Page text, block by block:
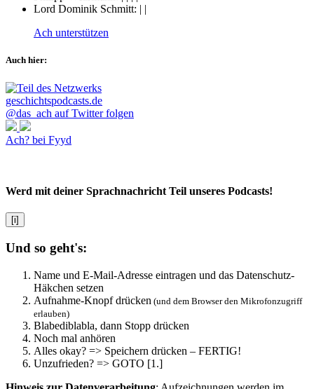
Lord Dominik Schmitt: | |
Ach unterstützen
Auch hier:
@das_ach auf Twitter folgen
Ach? bei Fyyd
Werd mit deiner Sprachnachricht Teil unseres Podcasts!
[i]
Und so geht's:
Name und E-Mail-Adresse eintragen und das Datenschutz-
Häkchen setzen
Aufnahme-Knopf drücken (und dem Browser den Mikrofonzugriff
erlauben)
Blabediblabla, dann Stopp drücken
Noch mal anhören
Alles okay? => Speichern drücken – FERTIG!
Unzufrieden? => GOTO [1.]